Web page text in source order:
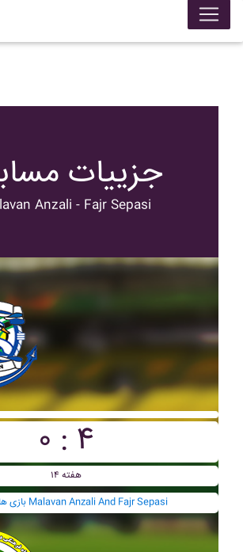
جزییات
Anzali - Fajr Sepasi
۰ : ۴
هفته ۱۴
بازی های گذشته Malavan Anzali And Fajr Sepasi